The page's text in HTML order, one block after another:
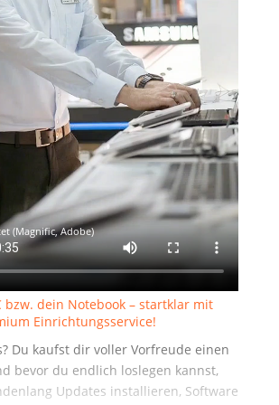
(Magni­fic, Adobe)
bzw. dein Note­book – start­klar mit
Einrichtungsservice!
Du kaufst dir vol­ler Vor­freu­de einen
bevor du end­lich los­le­gen kannst,
Updates instal­lie­ren, Soft­ware